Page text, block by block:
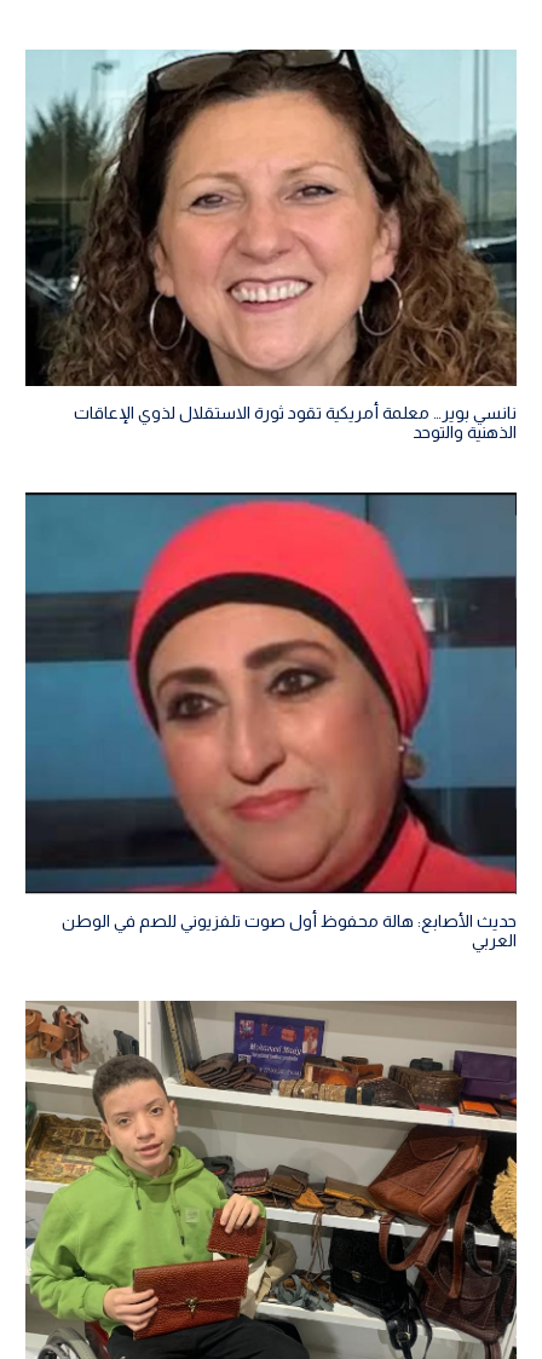
نانسي بوير… معلمة أمريكية تقود ثورة الاستقلال لذوي الإعاقات
الذهنية والتوحد
حديث الأصابع: هالة محفوظ أول صوت تلفزيوني للصم في الوطن
العربي